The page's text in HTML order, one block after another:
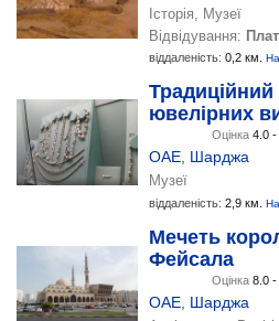
Історія, Музеї
Відвідування:
віддаленість: 0,2 км.
Традиційний
ювелірних
Оцінка 4.0 -
ОАЕ Шарджа
Музеї
віддаленість: 2,9 км.
Мечеть
Фейсала
Оцінка 8.0 -
ОАЕ Шарджа